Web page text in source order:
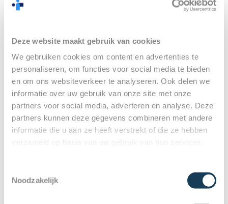
Deze website maakt gebruik van cookies
We gebruiken cookies om content en advertenties te
personaliseren, om functies voor social media te bieden
en om ons websiteverkeer te analyseren. Ook delen we
informatie over uw gebruik van onze site met onze
partners voor social media, adverteren en analyse. Deze
partners kunnen deze gegevens combineren met andere
informatie die u aan ze heeft verstrekt of die ze hebben
Noodzakelijk
Wat kan ik doen
tegen een slechte
adem?
Je kunt producten die een onaangename geur
veroorzaken natuurlijk vermijden. Je kunt de lucht ook
maskeren door je tanden te poetsen of  suikervrije
kauwgom te gebruiken. De bacteriën die achter op je
voldoende helpt, kun je ook een mondspray of
gorgelmiddel gebruiken.  Je kunt jezelf aan een frisse